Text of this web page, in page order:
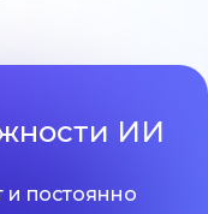
ИИ
и постоянно